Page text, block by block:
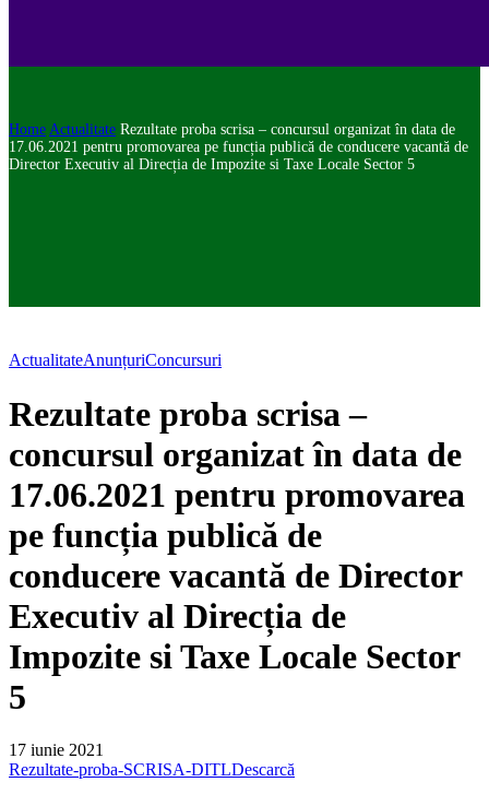
Home Actualitate Rezultate proba scrisa – concursul organizat în data de
17.06.2021 pentru promovarea pe funcția publică de conducere vacantă de
Director Executiv al Direcția de Impozite si Taxe Locale Sector 5
ActualitateAnunțuriConcursuri
Rezultate proba scrisa –
concursul organizat în data de
17.06.2021 pentru promovarea
pe funcția publică de
conducere vacantă de Director
Executiv al Direcția de
Impozite si Taxe Locale Sector
5
17 iunie 2021
Rezultate-proba-SCRISA-DITLDescarcă